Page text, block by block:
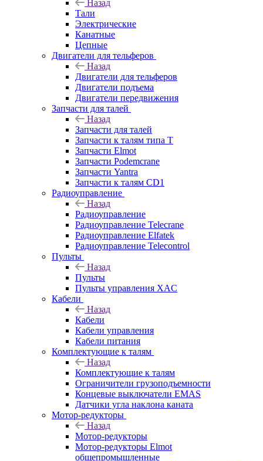
Назад
Тали
Электрические
Канатные
Цепные
Двигатели для тельферов
Назад
Двигатели для тельферов
Двигатели подъема
Двигатели передвижения
Запчасти для талей
Назад
Запчасти для талей
Запчасти к талям типа Т
Запчасти Elmot
Запчасти Podemcrane
Запчасти Yantra
Запчасти к талям CD1
Радиоуправление
Назад
Радиоуправление
Радиоуправление Telecrane
Радиоуправление Elfatek
Радиоуправление Telecontrol
Пульты
Назад
Пульты
Пульты управления XAC
Кабели
Назад
Кабели
Кабели управления
Кабели питания
Комплектующие к талям
Назад
Комплектующие к талям
Ограничители грузоподъемности
Концевые выключатели EMAS
Датчики угла наклона каната
Мотор-редукторы
Назад
Мотор-редукторы
Мотор-редукторы Elmot
общепромышленные